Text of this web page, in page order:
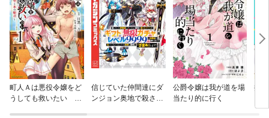
町人Ａは悪役令嬢をど
うしても救いたい ～
信じていた仲間達にダ
ンジョン奥地で殺され
公爵令嬢は我が道を場
当たり的に行く
推